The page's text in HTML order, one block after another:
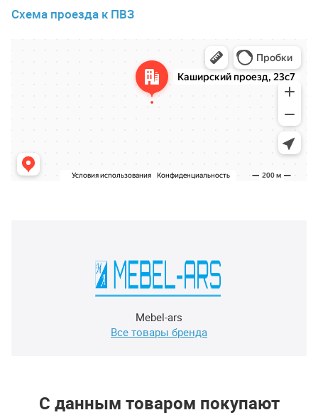
Схема проезда к ПВЗ
Mebel-ars
Все товары бренда
С данным товаром покупают